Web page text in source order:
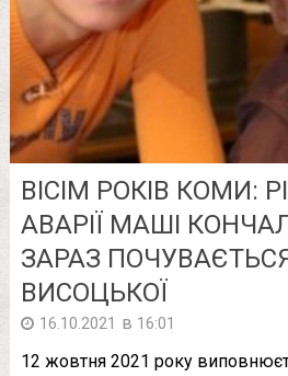
ВІСІМ РОКІВ КОМИ:
АВАРІЇ МАШІ
ЗАРАЗ
ВИСОЦЬКОЇ
16.10.2021 в 16:01
12 жовтня 2021 року